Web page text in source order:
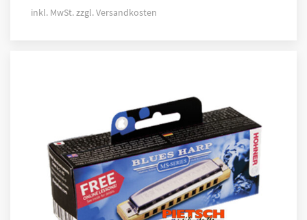
inkl. MwSt. zzgl.Versandkosten